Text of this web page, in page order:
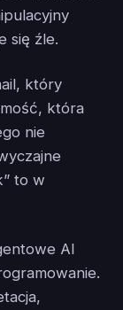
się źle.
który
która
nie
to w
AI